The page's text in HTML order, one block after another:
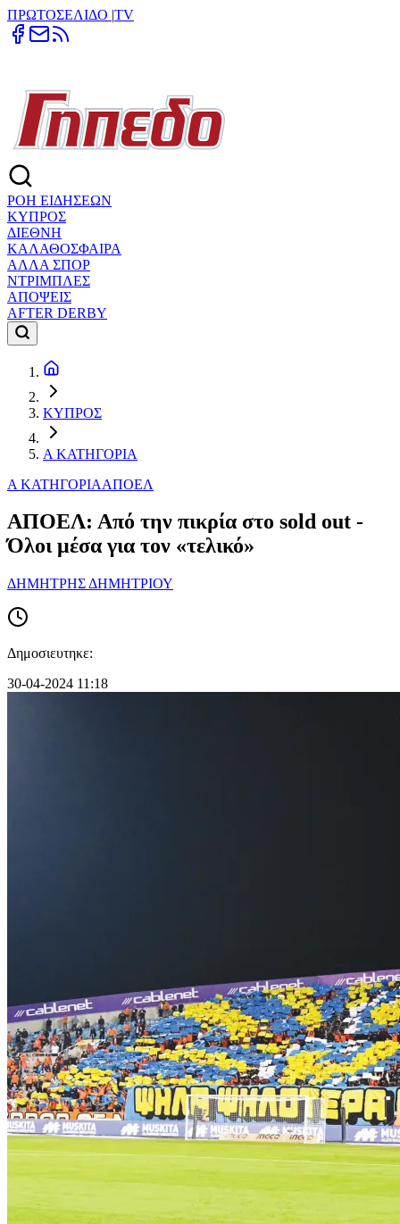
ΠΡΩΤΟΣΕΛΙΔΟ |TV
ΡΟΗ ΕΙΔΗΣΕΩΝ
ΚΥΠΡΟΣ
ΔΙΕΘΝΗ
ΚΑΛΑΘΟΣΦΑΙΡΑ
ΑΛΛΑ ΣΠΟΡ
ΝΤΡΙΜΠΛΕΣ
ΑΠΟΨΕΙΣ
AFTER DERBY
ΚΥΠΡΟΣ
Α ΚΑΤΗΓΟΡΙΑ
Α ΚΑΤΗΓΟΡΙΑΑΠΟΕΛ
ΑΠΟΕΛ: Από την πικρία στο sold out -
Όλοι μέσα για τον «τελικό»
ΔΗΜΗΤΡΗΣ ΔΗΜΗΤΡΙΟΥ
Δημοσιευτηκε:
30-04-2024 11:18